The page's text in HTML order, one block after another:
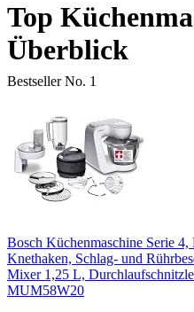
Top
Überblick
Bestseller No. 1
Bosch Küchenmaschine Serie 4,
Knethaken, Schlag- und
Mixer 1,25 L,
MUM58W20